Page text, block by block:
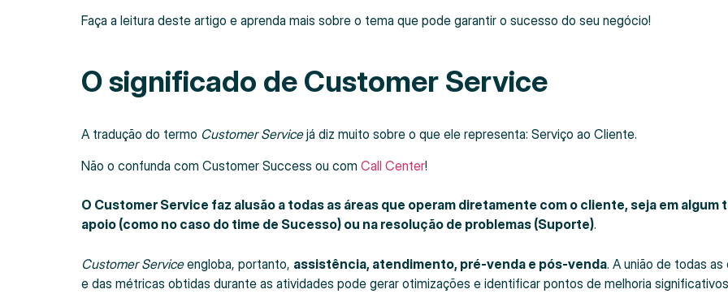
Faça a leitura deste artigo e aprenda mais sobre o tema que pode garantir o sucesso do seu negócio!
O significado de Customer Service
A tradução do termo Customer Servicejá diz muito sobre o que ele representa: Serviço ao Cliente.
Não o confunda com Customer Success ou com Call Center!
O Customer Service faz alusão a todas as áreas que operam diretamente com o cliente, seja em algum
apoio (como no caso do time de Sucesso) ou na resolução de problemas (Suporte).
Customer Serviceengloba, portanto, assistência, atendimento, pré-venda e pós-venda. A união de todas as
e das métricas obtidas durante as atividades pode gerar otimizações e identificar pontos de melhoria